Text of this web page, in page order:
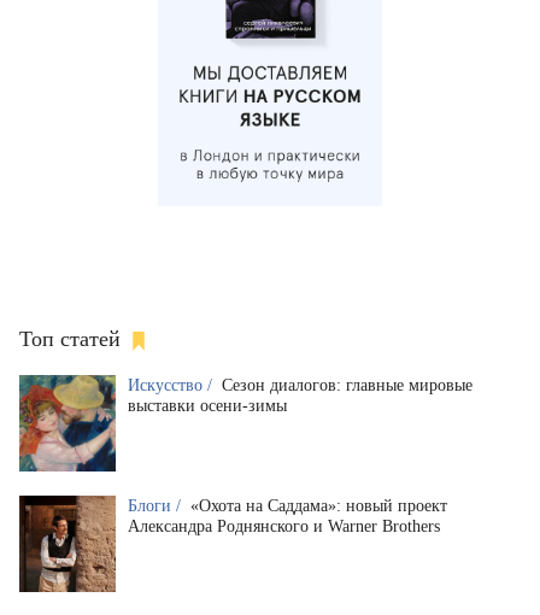
Топ статей
Искусство / Сезон диалогов: главные мировые
выставки осени-зимы
Блоги / «Охота на Саддама»: новый проект
Александра Роднянского и Warner Brothers